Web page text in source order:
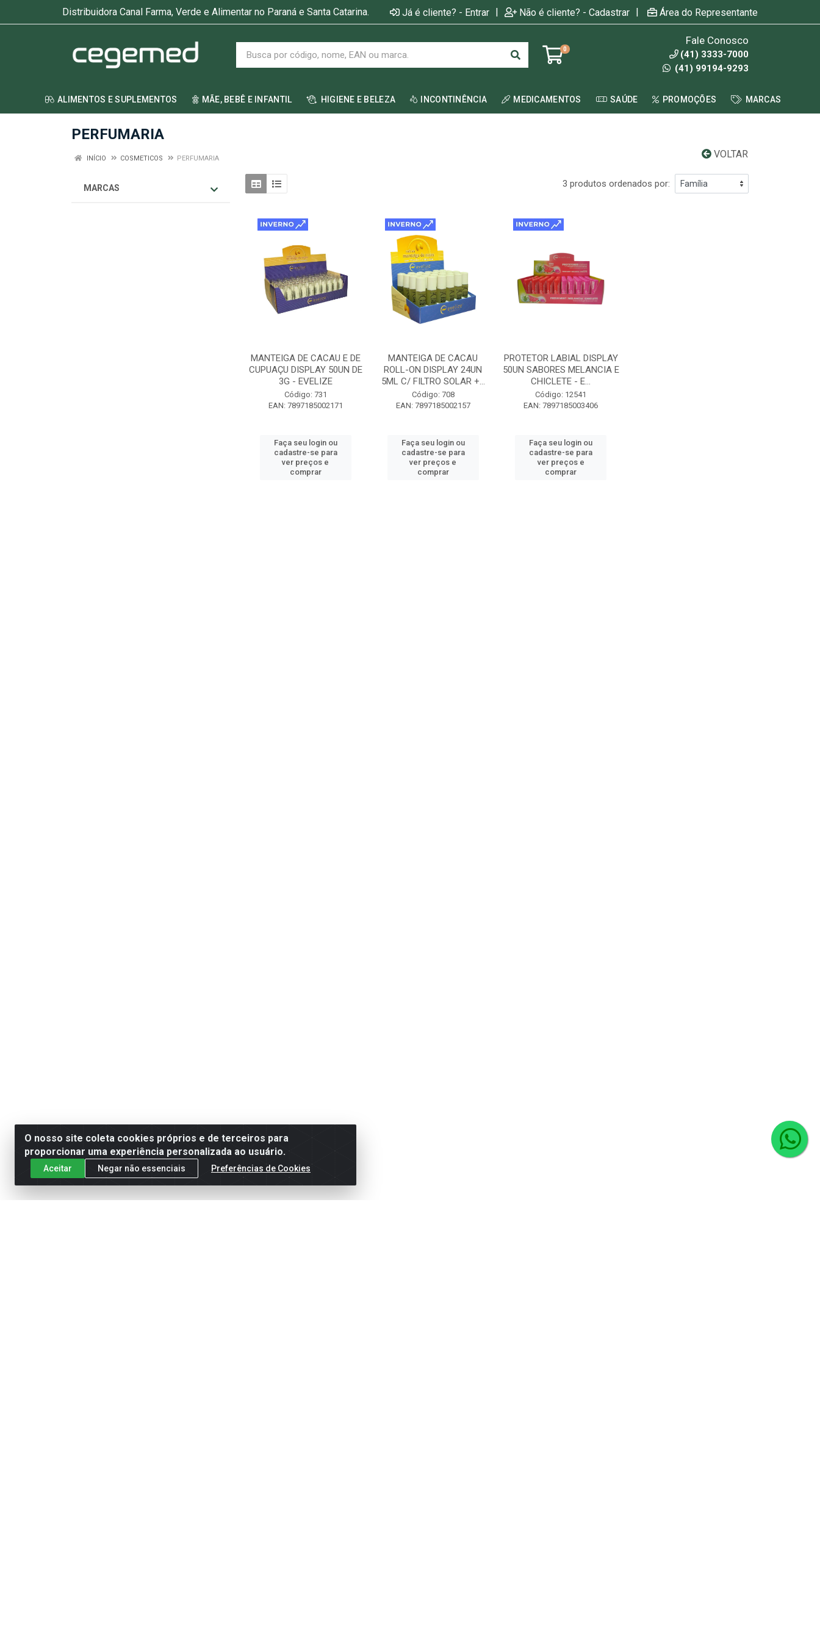
Distribuidora Canal Farma, Verde e Alimentar no Paraná e Santa Catarina. Já é cliente? - Entrar | Não é cliente? - Cadastrar | Área do Representante
0
Fale Conosco
(41) 3333-7000
(41) 99194-9293
ALIMENTOS E SUPLEMENTOS MÃE, BEBÊ E INFANTIL HIGIENE E BELEZA INCONTINÊNCIA MEDICAMENTOS SAÚDE PROMOÇÕES MARCAS
PERFUMARIA
VOLTAR
INÍCIO COSMETICOS PERFUMARIA
MARCAS 3 produtos ordenados por:
MANTEIGA DE CACAU E DE
CUPUAÇU DISPLAY 50UN DE
3G - EVELIZE
Código: 731
EAN: 7897185002171
Faça seu login ou
cadastre-se para
ver preços e
comprar
MANTEIGA DE CACAU
ROLL-ON DISPLAY 24UN
5ML C/ FILTRO SOLAR +...
Código: 708
EAN: 7897185002157
Faça seu login ou
cadastre-se para
ver preços e
comprar
PROTETOR LABIAL DISPLAY
50UN SABORES MELANCIA E
CHICLETE - E...
Código: 12541
EAN: 7897185003406
Faça seu login ou
cadastre-se para
ver preços e
comprar
O nosso site coleta cookies próprios e de terceiros para
proporcionar uma experiência personalizada ao usuário.
Aceitar Negar não essenciais Preferências de Cookies